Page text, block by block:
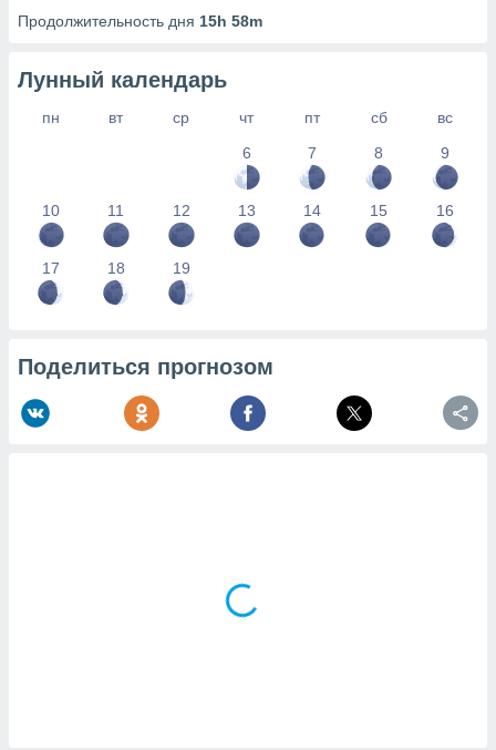
Продолжительность дня 15h 58m
Лунный календарь
пн вт ср чт пт сб
вс
6
7 8 9
10 11 12 13 14 15 16
17 18 19
Поделиться прогнозом